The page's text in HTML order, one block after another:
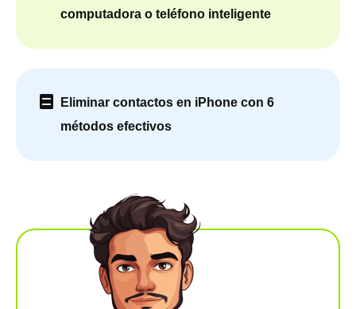
computadora o teléfono inteligente
Eliminar contactos en iPhone con 6
métodos efectivos